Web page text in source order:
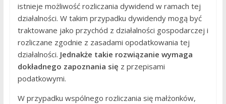
istnieje możliwość rozliczania dywidend w ramach tej
działalności. W takim przypadku dywidendy mogą być
traktowane jako przychód z działalności gospodarczej i
rozliczane zgodnie z zasadami opodatkowania tej
działalności. Jednakże takie rozwiązanie wymaga
dokładnego zapoznania się z przepisami
podatkowymi.
W przypadku wspólnego rozliczania się małżonków,